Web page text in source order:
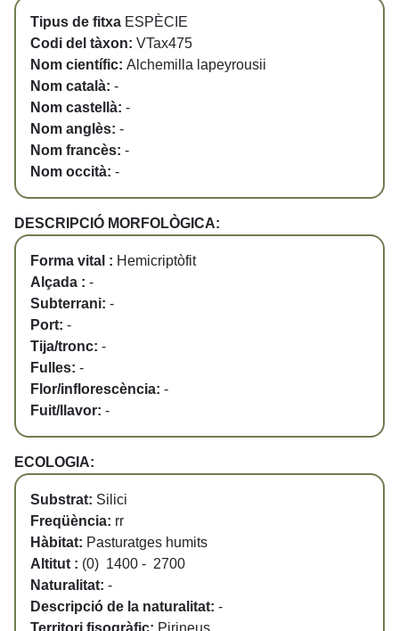
Tipus de fitxa ESPÈCIE
Codi del tàxon: VTax475
Nom científic: Alchemilla lapeyrousii
Nom català: -
Nom castellà: -
Nom anglès: -
Nom francès: -
Nom occità: -
DESCRIPCIÓ MORFOLÒGICA:
Forma vital : Hemicriptòfit
Alçada : -
Subterrani: -
Port: -
Tija/tronc: -
Fulles: -
Flor/inflorescència: -
Fuit/llavor: -
ECOLOGIA:
Substrat: Silici
Freqüència: rr
Hàbitat: Pasturatges humits
Altitut : (0) 1400 - 2700
Naturalitat: -
Descripció de la naturalitat: -
Territori fisogràfic: Pirineus